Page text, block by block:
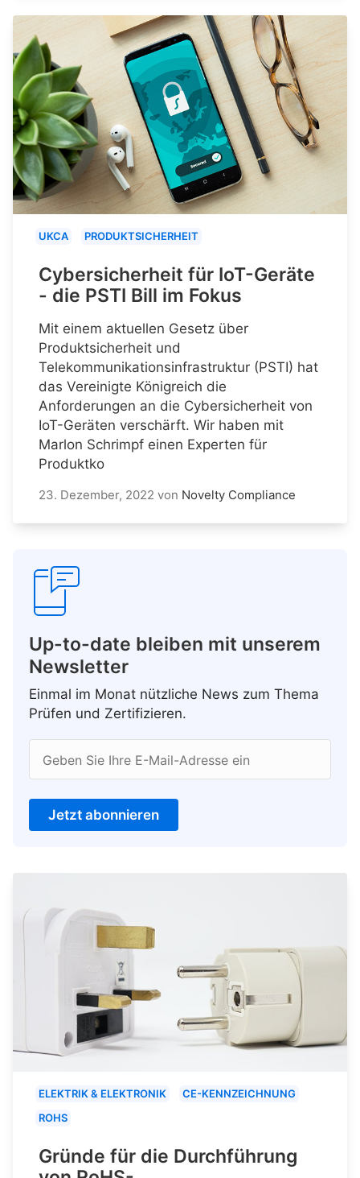
UKCA PRODUKTSICHERHEIT
Cybersicherheit für IoT-Geräte
- die PSTI Bill im Fokus
Mit einem aktuellen Gesetz über
Produktsicherheit und
Telekommunikationsinfrastruktur (PSTI) hat
das Vereinigte Königreich die
Anforderungen an die Cybersicherheit von
IoT-Geräten verschärft. Wir haben mit
Marlon Schrimpf einen Experten für
Produktko
23. Dezember, 2022 von Novelty Compliance
Up-to-date bleiben mit unserem
Newsletter
Einmal im Monat nützliche News zum Thema
Prüfen und Zertifizieren.
Geben Sie Ihre E-Mail-Adresse ein
Jetzt abonnieren
ELEKTRIK & ELEKTRONIK
CE-KENNZEICHNUNG
ROHS
Gründe für die Durchführung